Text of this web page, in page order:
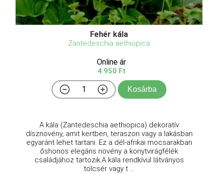
Fehér kála
Zantedeschia aethiopica
Online ár
4 950 Ft
Kosárba
A kála (Zantedeschia aethiopica) dekoratív
dísznövény, amit kertben, teraszon vagy a lakásban
egyaránt lehet tartani. Ez a dél-afrikai mocsarakban
őshonos elegáns növény a konytvirágfélék
családjához tartozik.A kála rendkívül látványos
tölcsér vagy t ...